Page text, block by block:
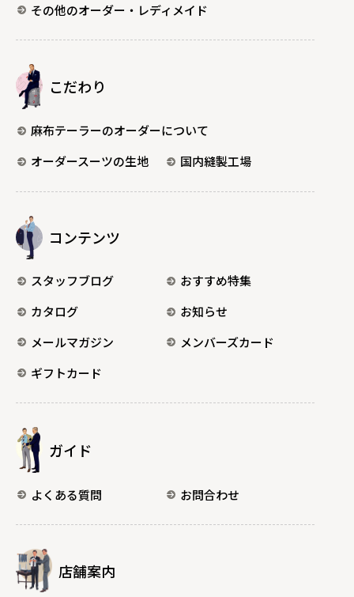
その他のオーダー・レディメイド
こだわり
麻布テーラーのオーダーについて
オーダースーツの生地
国内縫製工場
コンテンツ
スタッフブログ
おすすめ特集
カタログ
お知らせ
メールマガジン
メンバーズカード
ギフトカード
ガイド
よくある質問 お問合わせ
店舗案内